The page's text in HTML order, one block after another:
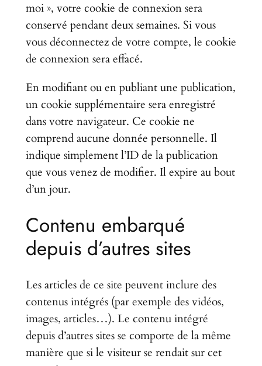
moi », votre cookie de connexion sera
conservé pendant deux semaines. Si vous
vous déconnectez de votre compte, le cookie
de connexion sera effacé.
En modifiant ou en publiant une publication,
un cookie supplémentaire sera enregistré
dans votre navigateur. Ce cookie ne
comprend aucune donnée personnelle. Il
indique simplement l’ID de la publication
que vous venez de modifier. Il expire au bout
d’un jour.
Contenu embarqué
depuis d’autres sites
Les articles de ce site peuvent inclure des
contenus intégrés (par exemple des vidéos,
images, articles…). Le contenu intégré
depuis d’autres sites se comporte de la même
manière que si le visiteur se rendait sur cet